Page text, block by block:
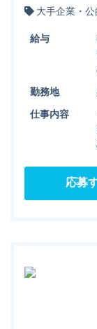
大手企業・公
給与
勤務地
仕事内容
応募